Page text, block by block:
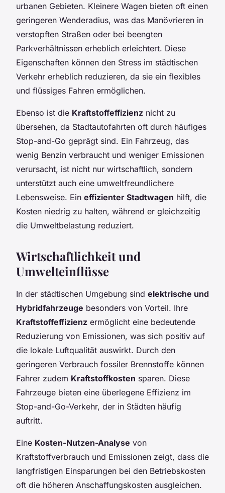
urbanen Gebieten. Kleinere Wagen bieten oft einen
geringeren Wenderadius, was das Manövrieren in
verstopften Straßen oder bei beengten
Parkverhältnissen erheblich erleichtert. Diese
Eigenschaften können den Stress im städtischen
Verkehr erheblich reduzieren, da sie ein flexibles
und flüssiges Fahren ermöglichen.
Ebenso ist die Kraftstoffeffizienz nicht zu
übersehen, da Stadtautofahrten oft durch häufiges
Stop-and-Go geprägt sind. Ein Fahrzeug, das
wenig Benzin verbraucht und weniger Emissionen
verursacht, ist nicht nur wirtschaftlich, sondern
unterstützt auch eine umweltfreundlichere
Lebensweise. Ein effizienter Stadtwagen hilft, die
Kosten niedrig zu halten, während er gleichzeitig
die Umweltbelastung reduziert.
Wirtschaftlichkeit und
Umwelteinflüsse
In der städtischen Umgebung sind elektrische und
Hybridfahrzeuge besonders von Vorteil. Ihre
Kraftstoffeffizienz ermöglicht eine bedeutende
Reduzierung von Emissionen, was sich positiv auf
die lokale Luftqualität auswirkt. Durch den
geringeren Verbrauch fossiler Brennstoffe können
Fahrer zudem Kraftstoffkosten sparen. Diese
Fahrzeuge bieten eine überlegene Effizienz im
Stop-and-Go-Verkehr, der in Städten häufig
auftritt.
Eine Kosten-Nutzen-Analyse von
Kraftstoffverbrauch und Emissionen zeigt, dass die
langfristigen Einsparungen bei den Betriebskosten
oft die höheren Anschaffungskosten ausgleichen.